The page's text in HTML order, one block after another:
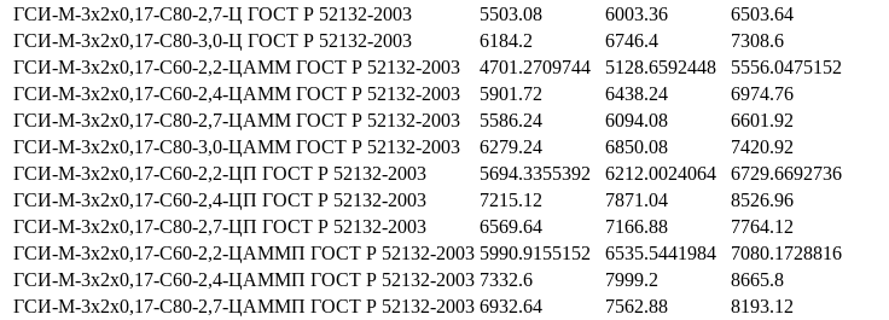
ГСИ-М-3х2х0,17-С80-2,7-Ц ГОСТ Р 52132-2003
5503.08 6003.36
6503.64
ГСИ-М-3х2х0,17-С80-3,0-Ц ГОСТ Р 52132-2003
6184.2 6746.4
7308.6
ГСИ-М-3х2х0,17-С60-2,2-ЦАММ ГОСТ Р 52132-2003
4701.2709744 5128.6592448
5556.0475152
ГСИ-М-3х2х0,17-С60-2,4-ЦАММ ГОСТ Р 52132-2003
5901.72 6438.24
6974.76
ГСИ-М-3х2х0,17-С80-2,7-ЦАММ ГОСТ Р 52132-2003
5586.24 6094.08
6601.92
ГСИ-М-3х2х0,17-С80-3,0-ЦАММ ГОСТ Р 52132-2003
6279.24 6850.08
7420.92
ГСИ-М-3х2х0,17-С60-2,2-ЦП ГОСТ Р 52132-2003
5694.3355392 6212.0024064
6729.6692736
ГСИ-М-3х2х0,17-С60-2,4-ЦП ГОСТ Р 52132-2003
7215.12 7871.04
8526.96
ГСИ-М-3х2х0,17-С80-2,7-ЦП ГОСТ Р 52132-2003
6569.64 7166.88
7764.12
ГСИ-М-3х2х0,17-С60-2,2-ЦАММП ГОСТ Р 52132-2003 5990.9155152 6535.5441984
7080.1728816
ГСИ-М-3х2х0,17-С60-2,4-ЦАММП ГОСТ Р 52132-2003 7332.6 7999.2
8665.8
ГСИ-М-3х2х0,17-С80-2,7-ЦАММП ГОСТ Р 52132-2003 6932.64 7562.88
8193.12